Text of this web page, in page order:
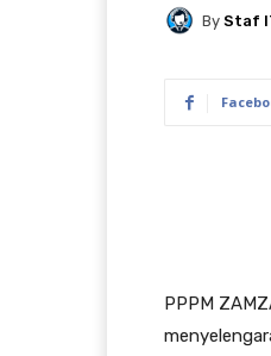
By Staf
PPPM